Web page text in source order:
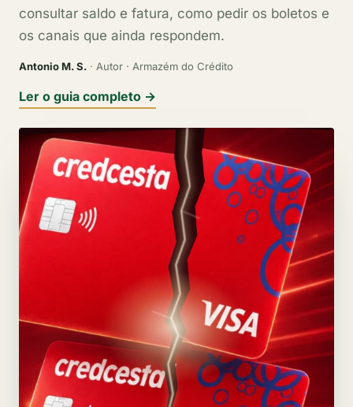
consultar saldo e fatura, como pedir os boletos e
os canais que ainda respondem.
Antonio M. S. · Autor · Armazém do Crédito
Ler o guia completo →